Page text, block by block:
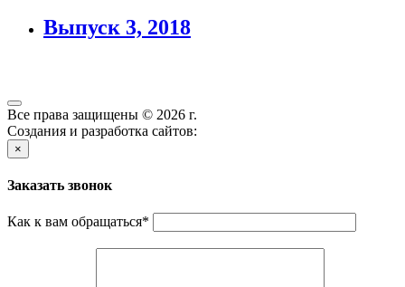
Выпуск 3, 2018
Все права защищены © 2026 г.
Создания и разработка сайтов:
×
Заказать звонок
Как к вам обращаться*